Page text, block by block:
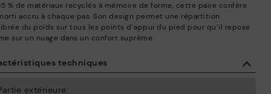
techniques
extérieure:
% de matériaux recyclés à mémoire de forme, cette paire confère
accru à chaque pas. Son design permet une répartition
du poids sur tous les points d’appui du pied pour qu’il repose
sur un nuage dans un confort suprême.